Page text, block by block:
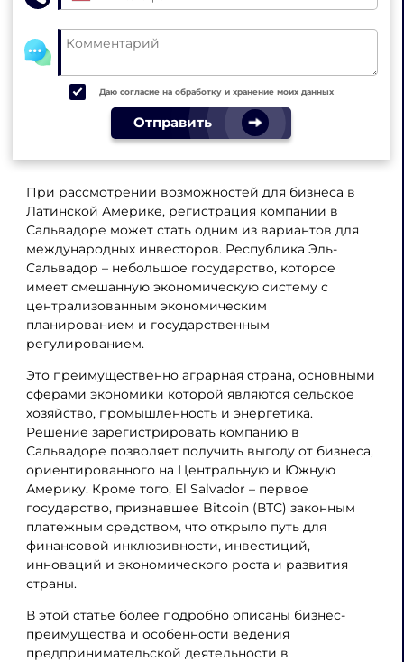
Даю согласие на обработку и хранение моих данных
Отправить
При рассмотрении возможностей для бизнеса в
Латинской Америке, регистрация компании в
Сальвадоре может стать одним из вариантов для
международных инвесторов. Республика Эль-
Сальвадор – небольшое государство, которое
имеет смешанную экономическую систему с
централизованным экономическим
планированием и государственным
регулированием.
Это преимущественно аграрная страна, основными
сферами экономики которой являются сельское
хозяйство, промышленность и энергетика.
Решение зарегистрировать компанию в
Сальвадоре позволяет получить выгоду от бизнеса,
ориентированного на Центральную и Южную
Америку. Кроме того, El Salvador – первое
государство, признавшее Bitcoin (ВТС) законным
платежным средством, что открыло путь для
финансовой инклюзивности, инвестиций,
инноваций и экономического роста и развития
страны.
В этой статье более подробно описаны бизнес-
преимущества и особенности ведения
предпринимательской деятельности в